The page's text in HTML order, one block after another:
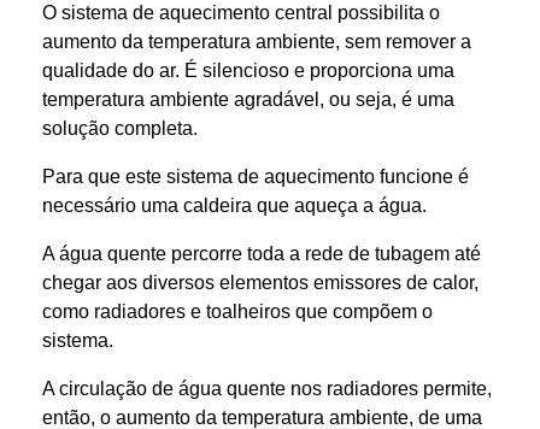
O sistema de aquecimento central possibilita o
aumento da temperatura ambiente, sem remover a
qualidade do ar. É silencioso e proporciona uma
temperatura ambiente agradável, ou seja, é uma
solução completa.
Para que este sistema de aquecimento funcione é
necessário uma caldeira que aqueça a água.
A água quente percorre toda a rede de tubagem até
chegar aos diversos elementos emissores de calor,
como radiadores e toalheiros que compõem o
sistema.
A circulação de água quente nos radiadores permite,
então, o aumento da temperatura ambiente, de uma